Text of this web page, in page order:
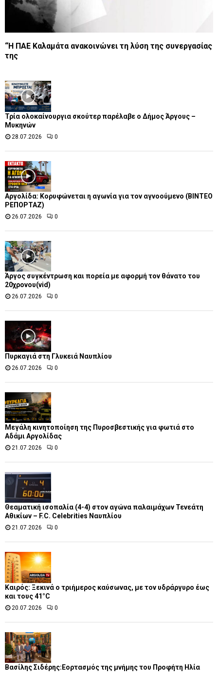
“Η ΠΑΕ Καλαμάτα ανακοινώνει τη λύση της συνεργασίας
της
Τρία ολοκαίνουργια σκούτερ παρέλαβε o Δήμος Άργους –
Μυκηνών
28.07.2026 0
Αργολίδα: Κορυφώνεται η αγωνία για τον αγνοούμενο (ΒΙΝΤΕΟ
ΡΕΠΟΡΤΑΖ)
26.07.2026 0
Άργος συγκέντρωση και πορεία με αφορμή τον θάνατο του
20χρονου(vid)
26.07.2026 0
Πυρκαγιά στη Γλυκειά Ναυπλίου
26.07.2026 0
Μεγάλη κινητοποίηση της Πυροσβεστικής για φωτιά στο
Αδάμι Αργολίδας
21.07.2026 0
Θεαματική ισοπαλία (4-4) στον αγώνα παλαιμάχων Τενεάτη
Αθικίων – F.C. Celebrities Ναυπλίου
21.07.2026 0
Καιρός: Ξεκινά ο τριήμερος καύσωνας, με τον υδράργυρο έως
και τους 41°C
20.07.2026 0
Βασίλης Σιδέρης:Εορτασμός της μνήμης του Προφήτη Ηλία